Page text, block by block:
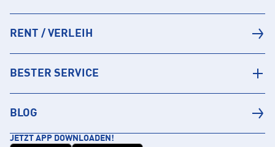
RENT / VERLEIH
BESTER SERVICE
BLOG
JETZT APP DOWNLOADEN!